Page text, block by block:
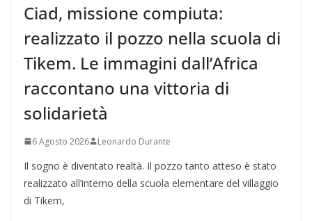
Ciad, missione compiuta:
realizzato il pozzo nella scuola di
Tikem. Le immagini dall’Africa
raccontano una vittoria di
solidarietà
6 Agosto 2026 Leonardo Durante
Il sogno è diventato realtà. Il pozzo tanto atteso è stato
realizzato all’interno della scuola elementare del villaggio
di Tikem,